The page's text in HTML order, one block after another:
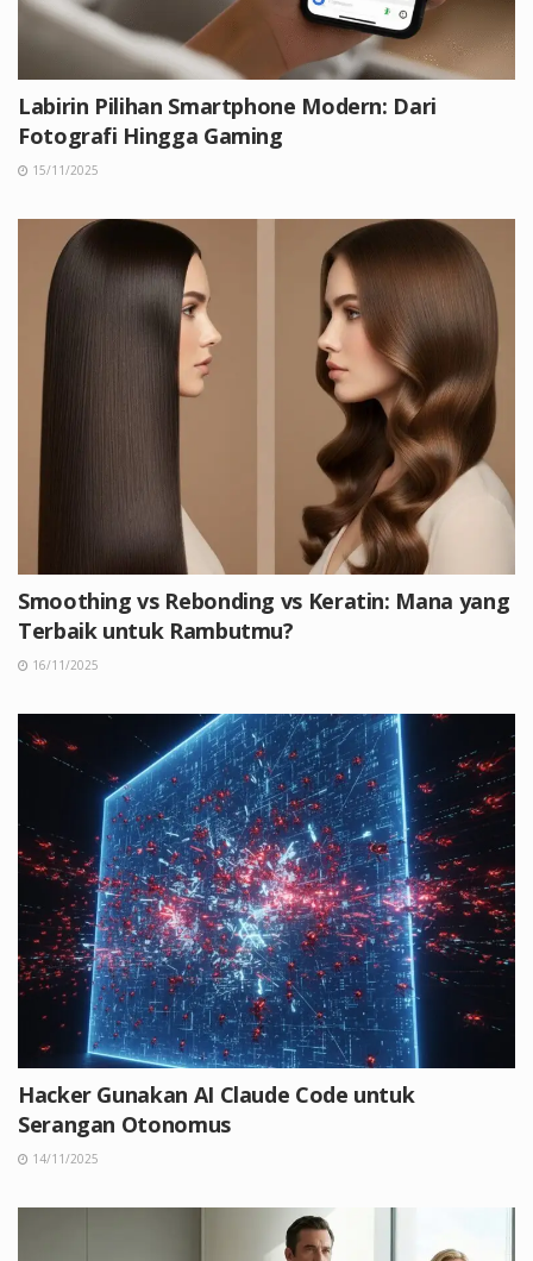
Labirin Pilihan Smartphone Modern: Dari
Fotografi Hingga Gaming
15/11/2025
Smoothing vs Rebonding vs Keratin: Mana yang
Terbaik untuk Rambutmu?
16/11/2025
Hacker Gunakan AI Claude Code untuk
Serangan Otonomus
14/11/2025